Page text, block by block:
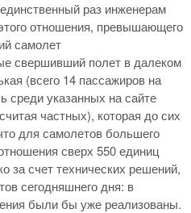
раз инженерам
отношения, превышающего
самолет
свершивший полет в далеком
(всего 14 пассажиров на
среди указанных на сайте
частных), которая до сих
для самолетов большего
сверх 550 единиц
за счет технических решений,
сегодняшнего дня: в
были бы уже реализованы.